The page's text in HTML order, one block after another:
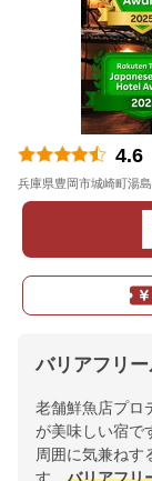
4.6
兵庫県豊岡市城崎町湯
バリアフリ
老舗鮮魚店プロ
が美味しい宿で
周囲に気兼ねす